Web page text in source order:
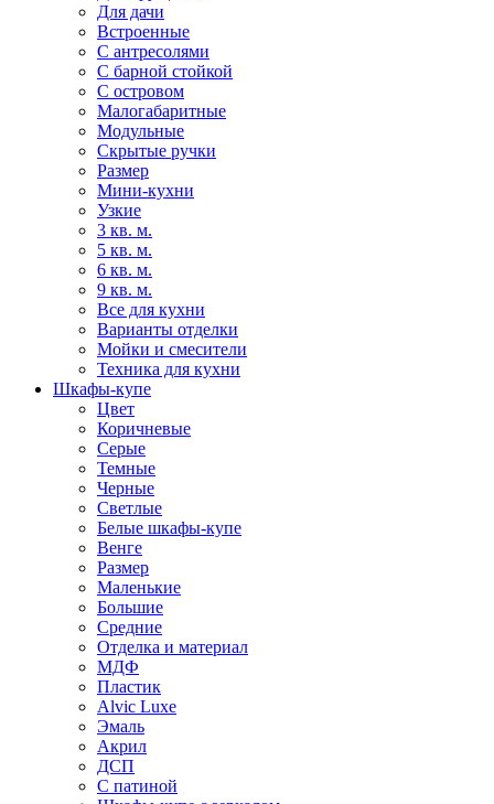
Для дачи
Встроенные
С антресолями
С барной стойкой
С островом
Малогабаритные
Модульные
Скрытые ручки
Размер
Мини-кухни
Узкие
3 кв. м.
5 кв. м.
6 кв. м.
9 кв. м.
Все для кухни
Варианты отделки
Мойки и смесители
Техника для кухни
Шкафы-купе
Цвет
Коричневые
Серые
Темные
Черные
Светлые
Белые шкафы-купе
Венге
Размер
Маленькие
Большие
Средние
Отделка и материал
МДФ
Пластик
Alvic Luxe
Эмаль
Акрил
ДСП
С патиной